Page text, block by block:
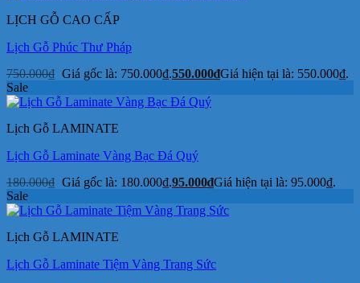
LỊCH GỖ CAO CẤP
Lịch Gỗ Phúc Thư Pháp
750.000₫ Giá gốc là: 750.000₫.550.000₫Giá hiện tại là: 550.000₫.
Sale
Lịch Gỗ LAMINATE
Lịch Gỗ Laminate Vàng Bạc Đá Quý
180.000₫ Giá gốc là: 180.000₫.95.000₫Giá hiện tại là: 95.000₫.
Sale
Lịch Gỗ LAMINATE
Lịch Gỗ Laminate Tiệm Vàng Trang Sức